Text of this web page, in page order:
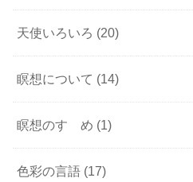
天使いろいろ (20)
瞑想について (14)
瞑想のすゝめ (1)
色彩の言語 (17)